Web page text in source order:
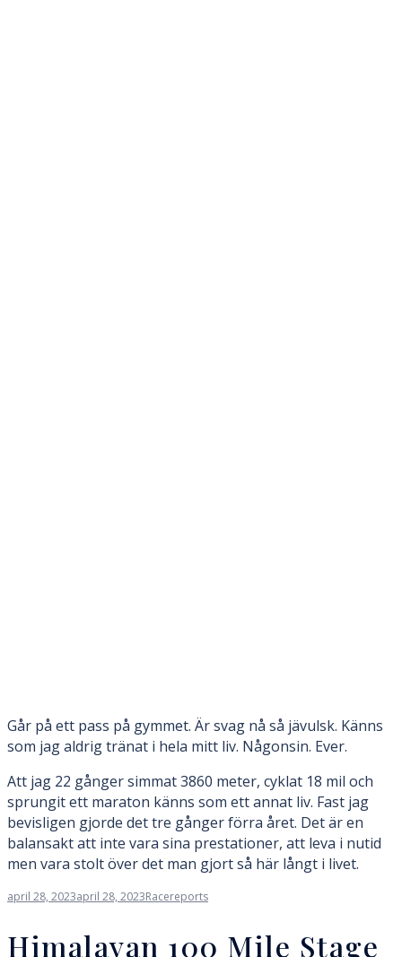
Går på ett pass på gymmet. Är svag nå så jävulsk. Känns
som jag aldrig tränat i hela mitt liv. Någonsin. Ever.
Att jag 22 gånger simmat 3860 meter, cyklat 18 mil och
sprungit ett maraton känns som ett annat liv. Fast jag
bevisligen gjorde det tre gånger förra året. Det är en
balansakt att inte vara sina prestationer, att leva i nutid
men vara stolt över det man gjort så här långt i livet.
april 28, 2023april 28, 2023Racereports
Himalayan 100 Mile Stage